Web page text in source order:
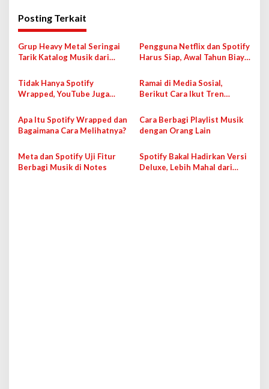
i
g
a
s
i
p
o
s
Posting Terkait
Grup Heavy Metal Seringai
Tarik Katalog Musik dari
Peperangan
Pengguna Netflix dan Spotify
Harus Siap, Awal Tahun Biaya
Tidak Hanya Spotify
Wrapped, YouTube Juga
Ramai di Media Sosial,
Berikut Cara Ikut Tren
Apa Itu Spotify Wrapped dan
Bagaimana Cara Melihatnya?
Cara Berbagi Playlist Musik
dengan Orang Lain
Meta dan Spotify Uji Fitur
Berbagi Musik di Notes
Spotify Bakal Hadirkan Versi
Deluxe, Lebih Mahal dari